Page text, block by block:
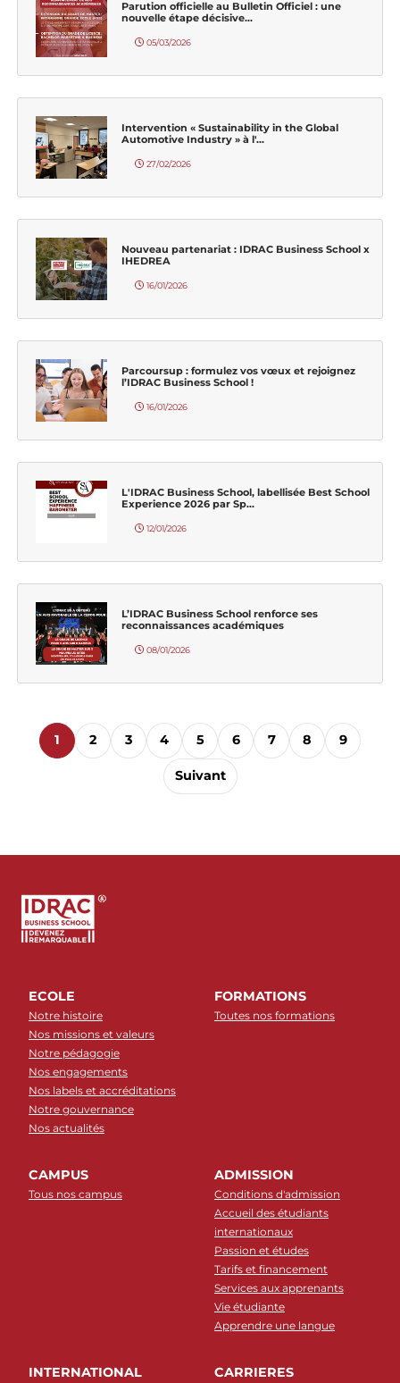
Parution officielle au Bulletin Officiel : une
nouvelle étape décisive...
05/03/2026
Intervention « Sustainability in the Global
Automotive Industry » à l'...
27/02/2026
Nouveau partenariat : IDRAC Business School x
IHEDREA
16/01/2026
Parcoursup : formulez vos vœux et rejoignez
l’IDRAC Business School !
16/01/2026
L'IDRAC Business School, labellisée Best School
Experience 2026 par Sp...
12/01/2026
L’IDRAC Business School renforce ses
reconnaissances académiques
08/01/2026
1 2 3 4 5 6 7 8 9
Suivant
ECOLE
Notre histoire
Nos missions et valeurs
Notre pédagogie
Nos engagements
Nos labels et accréditations
Notre gouvernance
Nos actualités
FORMATIONS
Toutes nos formations
CAMPUS
Tous nos campus
ADMISSION
Conditions d'admission
Accueil des étudiants
internationaux
Passion et études
Tarifs et financement
Services aux apprenants
Vie étudiante
Apprendre une langue
INTERNATIONAL CARRIERES